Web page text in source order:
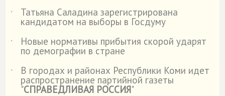
˙
Татьяна Саладина зарегистрирована
кандидатом на выборы в Госдуму
˙
Новые нормативы прибытия скорой ударят
по демографии в стране
˙
В городах и районах Республики Коми идет
распространение партийной газеты
"СПРАВЕДЛИВАЯ РОССИЯ"